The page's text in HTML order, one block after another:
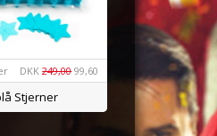
DKK 249,00 99,60
Stjerner